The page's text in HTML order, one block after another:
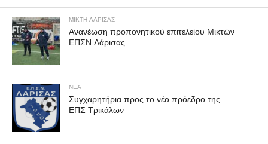
ΜΙΚΤΗ ΛΑΡΙΣΑΣ
Ανανέωση προπονητικού επιτελείου Μικτών
ΕΠΣΝ Λάρισας
ΝΕΑ
Συγχαρητήρια προς το νέο πρόεδρο της
ΕΠΣ Τρικάλων